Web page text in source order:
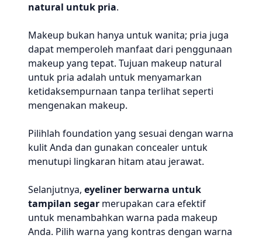
natural untuk pria.
Makeup bukan hanya untuk wanita; pria juga
dapat memperoleh manfaat dari penggunaan
makeup yang tepat. Tujuan makeup natural
untuk pria adalah untuk menyamarkan
ketidaksempurnaan tanpa terlihat seperti
mengenakan makeup.
Pilihlah foundation yang sesuai dengan warna
kulit Anda dan gunakan concealer untuk
menutupi lingkaran hitam atau jerawat.
Selanjutnya, eyeliner berwarna untuk
tampilan segar merupakan cara efektif
untuk menambahkan warna pada makeup
Anda. Pilih warna yang kontras dengan warna